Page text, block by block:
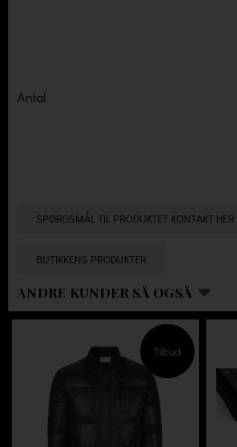
Antal
SPØRGSMÅL TIL PRODUKTET KONTAKT HER
BUTIKKENS PRODUKTER
ANDRE KUNDER SÅ OGSÅ
Tilbud